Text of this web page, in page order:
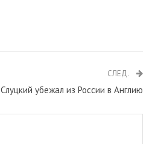
СЛЕД.
убежал из России в Англию